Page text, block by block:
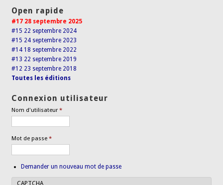
Open rapide
#17 28 septembre 2025
#15 22 septembre 2024
#15 24 septembre 2023
#14 18 septembre 2022
#13 22 septembre 2019
#12 23 septembre 2018
Toutes les éditions
Connexion utilisateur
Nom d'utilisateur*
Mot de passe*
Demander un nouveau mot de passe